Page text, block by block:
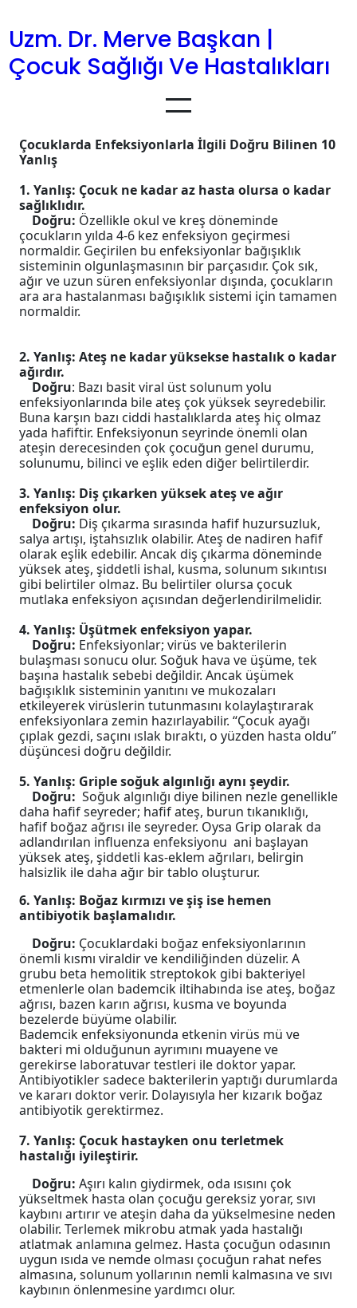
Uzm. Dr. Merve Başkan |
Çocuk Sağlığı Ve Hastalıkları
Çocuklarda Enfeksiyonlarla İlgili Doğru Bilinen 10
Yanlış
1. Yanlış: Çocuk ne kadar az hasta olursa o kadar
sağlıklıdır.
Doğru: Özellikle okul ve kreş döneminde
çocukların yılda 4-6 kez enfeksiyon geçirmesi
normaldir. Geçirilen bu enfeksiyonlar bağışıklık
sisteminin olgunlaşmasının bir parçasıdır. Çok sık,
ağır ve uzun süren enfeksiyonlar dışında, çocukların
ara ara hastalanması bağışıklık sistemi için tamamen
normaldir.
2. Yanlış: Ateş ne kadar yüksekse hastalık o kadar
ağırdır.
Doğru: Bazı basit viral üst solunum yolu
enfeksiyonlarında bile ateş çok yüksek seyredebilir.
Buna karşın bazı ciddi hastalıklarda ateş hiç olmaz
yada hafiftir. Enfeksiyonun seyrinde önemli olan
ateşin derecesinden çok çocuğun genel durumu,
solunumu, bilinci ve eşlik eden diğer belirtilerdir.
3. Yanlış: Diş çıkarken yüksek ateş ve ağır
enfeksiyon olur.
Doğru: Diş çıkarma sırasında hafif huzursuzluk,
salya artışı, iştahsızlık olabilir. Ateş de nadiren hafif
olarak eşlik edebilir. Ancak diş çıkarma döneminde
yüksek ateş, şiddetli ishal, kusma, solunum sıkıntısı
gibi belirtiler olmaz. Bu belirtiler olursa çocuk
mutlaka enfeksiyon açısından değerlendirilmelidir.
4. Yanlış: Üşütmek enfeksiyon yapar.
Doğru: Enfeksiyonlar; virüs ve bakterilerin
bulaşması sonucu olur. Soğuk hava ve üşüme, tek
başına hastalık sebebi değildir. Ancak üşümek
bağışıklık sisteminin yanıtını ve mukozaları
etkileyerek virüslerin tutunmasını kolaylaştırarak
enfeksiyonlara zemin hazırlayabilir. “Çocuk ayağı
çıplak gezdi, saçını ıslak bıraktı, o yüzden hasta oldu”
düşüncesi doğru değildir.
5. Yanlış: Griple soğuk algınlığı aynı şeydir.
Doğru: Soğuk algınlığı diye bilinen nezle genellikle
daha hafif seyreder; hafif ateş, burun tıkanıklığı,
hafif boğaz ağrısı ile seyreder. Oysa Grip olarak da
adlandırılan influenza enfeksiyonu ani başlayan
yüksek ateş, şiddetli kas-eklem ağrıları, belirgin
halsizlik ile daha ağır bir tablo oluşturur.
6. Yanlış: Boğaz kırmızı ve şiş ise hemen
antibiyotik başlamalıdır.
Doğru: Çocuklardaki boğaz enfeksiyonlarının
önemli kısmı viraldir ve kendiliğinden düzelir. A
grubu beta hemolitik streptokok gibi bakteriyel
etmenlerle olan bademcik iltihabında ise ateş, boğaz
ağrısı, bazen karın ağrısı, kusma ve boyunda
bezelerde büyüme olabilir.
Bademcik enfeksiyonunda etkenin virüs mü ve
bakteri mi olduğunun ayrımını muayene ve
gerekirse laboratuvar testleri ile doktor yapar.
Antibiyotikler sadece bakterilerin yaptığı durumlarda
ve kararı doktor verir. Dolayısıyla her kızarık boğaz
antibiyotik gerektirmez.
7. Yanlış: Çocuk hastayken onu terletmek
hastalığı iyileştirir.
Doğru: Aşırı kalın giydirmek, oda ısısını çok
yükseltmek hasta olan çocuğu gereksiz yorar, sıvı
kaybını artırır ve ateşin daha da yükselmesine neden
olabilir. Terlemek mikrobu atmak yada hastalığı
atlatmak anlamına gelmez. Hasta çocuğun odasının
uygun ısıda ve nemde olması çocuğun rahat nefes
almasına, solunum yollarının nemli kalmasına ve sıvı
kaybının önlenmesine yardımcı olur.